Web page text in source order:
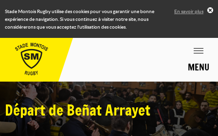
Stade Montois Rugby utilise des cookies pour vous garantir une bonne
expérience de navigation. Si vous continuez à visiter notre site, nous
considérerons que vous acceptez l'utilisation des cookies.
En savoir plus
MENU
Départ de Beñat Arrayet